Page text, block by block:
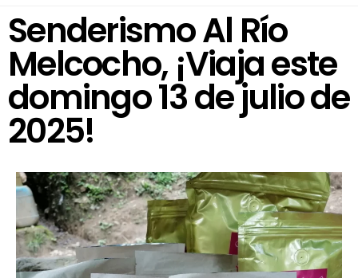
Senderismo Al Río
Melcocho, ¡Viaja este
domingo 13 de julio de
2025!